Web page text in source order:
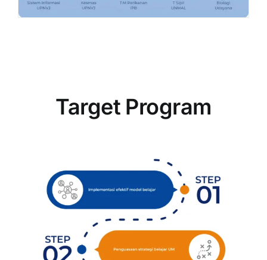
Target Program